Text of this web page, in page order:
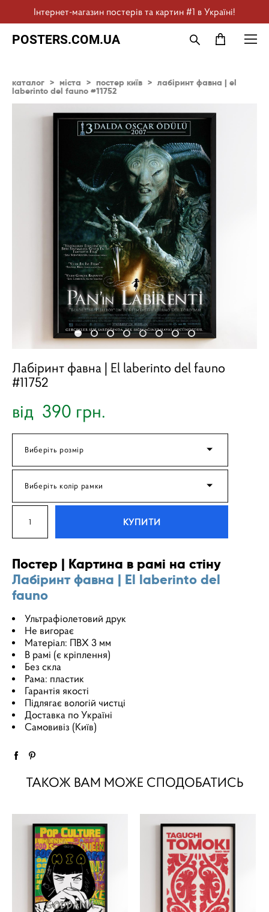
Інтернет-магазин постерів та картин #1 в Україні!
POSTERS.COM.UA
каталог > міста > постер київ > лабіринт фавна | el
laberinto del fauno #11752
Лабіринт фавна | El laberinto del fauno
#11752
від 390 грн.
Виберіть розмір
Виберіть колір рамки
КУПИТИ
Постер | Картина в рамі на стіну
Лабіринт фавна | El laberinto del
fauno
Ультрафіолетовий друк
Не вигорає
Матеріал: ПВХ 3 мм
В рамі (є кріплення)
Без скла
Рама: пластик
Гарантія якості
Підлягає вологій чистці
Доставка по Україні
Самовивіз (Київ)
ТАКОЖ ВАМ МОЖЕ СПОДОБАТИСЬ